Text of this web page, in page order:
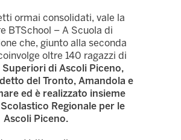
ormai consolidati, vale la
BTSchool – A Scuola di
che, giunto alla seconda
oltre 140 ragazzi di
di Ascoli Piceno,
del Tronto, Amandola e
ed è realizzato insieme
Regionale per le
Piceno.